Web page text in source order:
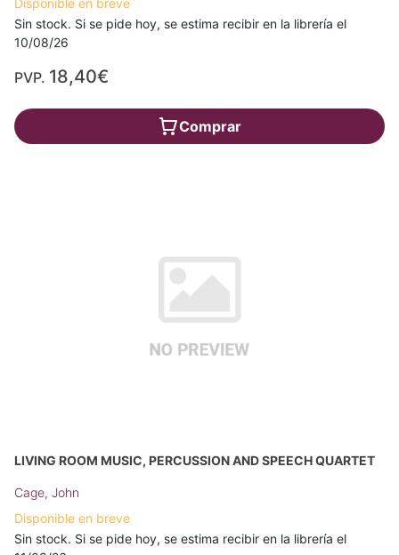
Disponible en breve
Sin stock. Si se pide hoy, se estima recibir en la librería el
10/08/26
PVP. 18,40€
Comprar
LIVING ROOM MUSIC, PERCUSSION AND SPEECH QUARTET
Cage, John
Disponible en breve
Sin stock. Si se pide hoy, se estima recibir en la librería el